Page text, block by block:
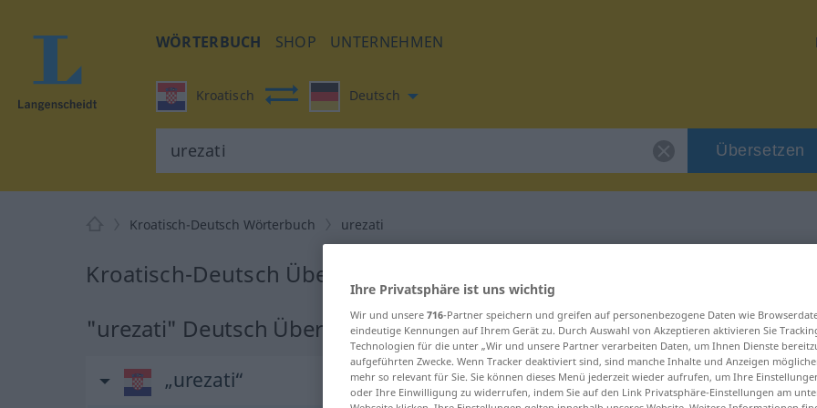
WÖRTERBUCH SHOP UNTERNEHMEN
Kroatisch Deutsch
Übersetzen
Kroatisch-Deutsch Wörterbuch urezati
Kroatisch-Deutsch Übersetzung für "urezati"
"urezati" Deutsch Übersetzung
„urezati“
Ihre Privatsphäre ist uns wichtig
Wir und unsere 716-Partner speichern und greifen auf personenbezogene Daten wie
eindeutige Kennungen auf Ihrem Gerät zu. Durch Auswahl von Akzeptieren aktivieren Sie
Technologien für die unter „Wir und unsere Partner verarbeiten Daten, um Ihnen Dienste
aufgeführten Zwecke. Wenn Tracker deaktiviert sind, sind manche Inhalte und Anzeigen
mehr so relevant für Sie. Sie können dieses Menü jederzeit wieder aufrufen, um Ihre
oder Ihre Einwilligung zu widerrufen, indem Sie auf den Link Privatsphäre-Einstellungen am